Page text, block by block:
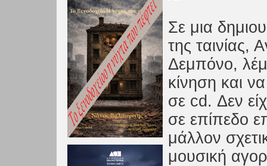
Σε μια
της ταινίας,
Δεμπόνο,
κίνηση και
σε cd. Δεν
σε επίπεδο
μάλλον
μουσική